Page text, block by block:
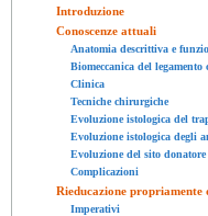
Introduzione
Conoscenze attuali
Anatomia descrittiva e
Biomeccanica del legamento
Clinica
Tecniche chirurgiche
Evoluzione istologica del
Evoluzione istologica degli
Evoluzione del sito donatore
Complicazioni
Rieducazione propriamente
Imperativi